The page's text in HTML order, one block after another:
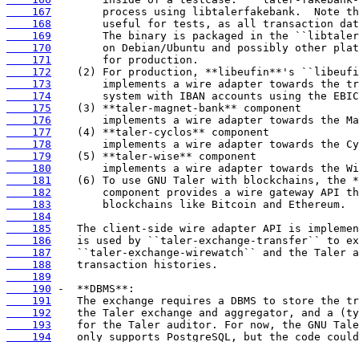
    167
    168
    169
    170
    171
    172
    173
    174
    175
    176
    177
    178
    179
    180
    181
    182
    183
    184
    185
    186
    187
    188
    189
    190
    191
    192
    193
    194